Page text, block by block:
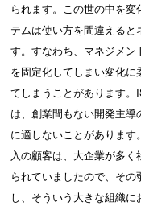
られます。この世の中を
テムは使い方を間違える
す。すなわち、マネジメ
を固定化してしまい変化
てしまうことがあります
は、創業間もない開発主導
に適しないことがありま
入の顧客は、大企業が多
られていましたので、そ
し、そういう大きな組織